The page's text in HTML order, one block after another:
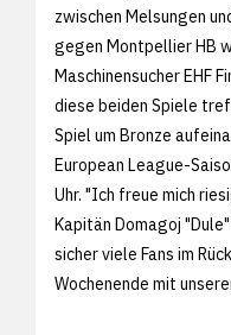
zwischen Melsungen
gegen Montpellier HB
Maschinensucher EHF
diese beiden Spiele
Spiel um Bronze
European League-
Uhr. "Ich freue mich
Kapitän Domagoj
sicher viele Fans im
Wochenende mit